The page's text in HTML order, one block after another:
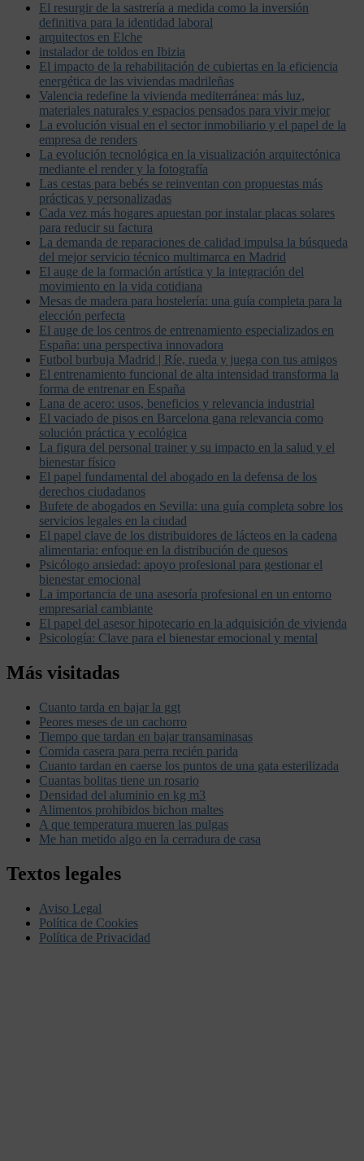
El resurgir de la sastrería a medida como la inversión
definitiva para la identidad laboral
arquitectos en Elche
instalador de toldos en Ibizia
El impacto de la rehabilitación de cubiertas en la eficiencia
energética de las viviendas madrileñas
Valencia redefine la vivienda mediterránea: más luz,
materiales naturales y espacios pensados para vivir mejor
La evolución visual en el sector inmobiliario y el papel de la
empresa de renders
La evolución tecnológica en la visualización arquitectónica
mediante el render y la fotografía
Las cestas para bebés se reinventan con propuestas más
prácticas y personalizadas
Cada vez más hogares apuestan por instalar placas solares
para reducir su factura
La demanda de reparaciones de calidad impulsa la búsqueda
del mejor servicio técnico multimarca en Madrid
El auge de la formación artística y la integración del
movimiento en la vida cotidiana
Mesas de madera para hostelería: una guía completa para la
elección perfecta
El auge de los centros de entrenamiento especializados en
España: una perspectiva innovadora
Futbol burbuja Madrid | Ríe, rueda y juega con tus amigos
El entrenamiento funcional de alta intensidad transforma la
forma de entrenar en España
Lana de acero: usos, beneficios y relevancia industrial
El vaciado de pisos en Barcelona gana relevancia como
solución práctica y ecológica
La figura del personal trainer y su impacto en la salud y el
bienestar físico
El papel fundamental del abogado en la defensa de los
derechos ciudadanos
Bufete de abogados en Sevilla: una guía completa sobre los
servicios legales en la ciudad
El papel clave de los distribuidores de lácteos en la cadena
alimentaria: enfoque en la distribución de quesos
Psicólogo ansiedad: apoyo profesional para gestionar el
bienestar emocional
La importancia de una asesoría profesional en un entorno
empresarial cambiante
El papel del asesor hipotecario en la adquisición de vivienda
Psicología: Clave para el bienestar emocional y mental
Más visitadas
Cuanto tarda en bajar la ggt
Peores meses de un cachorro
Tiempo que tardan en bajar transaminasas
Comida casera para perra recién parida
Cuanto tardan en caerse los puntos de una gata esterilizada
Cuantas bolitas tiene un rosario
Densidad del aluminio en kg m3
Alimentos prohibidos bichon maltes
A que temperatura mueren las pulgas
Me han metido algo en la cerradura de casa
Textos legales
Aviso Legal
Política de Cookies
Política de Privacidad